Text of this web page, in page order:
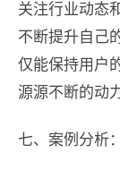
关注行业动态
不断提升自己
仅能保持用户
源源不断的动
七、案例分析